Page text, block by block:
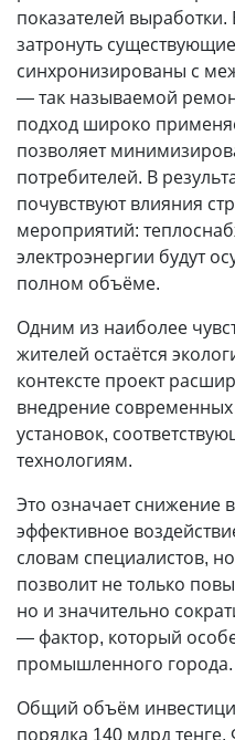
показателей
затронуть
синхронизированы с
— так называемой
подход широко
позволяет
потребителей. В
почувствуют влияния
мероприятий:
электроэнергии будут
полном объёме.
Одним из наиболее
жителей остаётся
контексте проект
внедрение
установок,
технологиям.
Это означает снижение
эффективное
словам специалистов,
позволит не только
но и значительно
— фактор, который
промышленного города.
Общий объём
порядка 140 млрд